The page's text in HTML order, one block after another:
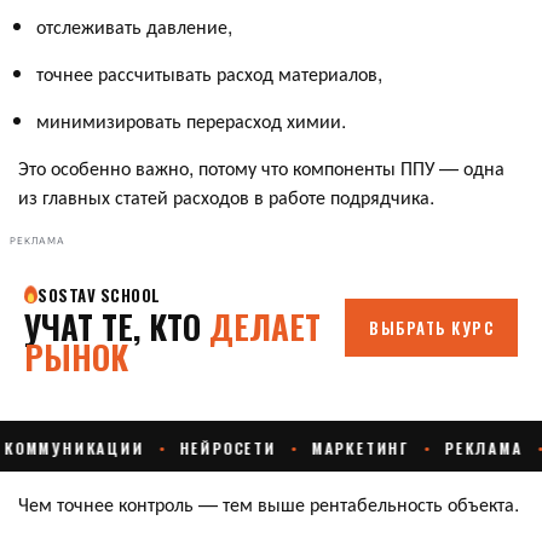
отслеживать давление,
точнее рассчитывать расход материалов,
минимизировать перерасход химии.
Это особенно важно, потому что компоненты ППУ — одна
из главных статей расходов в работе подрядчика.
РЕКЛАМА
Чем точнее контроль — тем выше рентабельность объекта.